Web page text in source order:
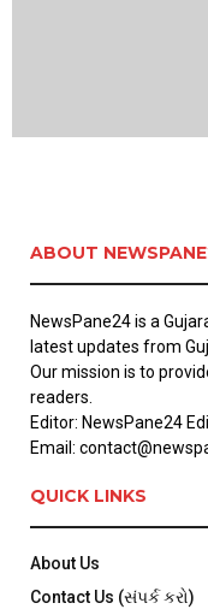
ABOUT
NewsPane24 is a
latest updates from
Our mission is to
readers.
Editor: NewsPane24
Email:
QUICK LINKS
About Us
Contact Us (સંપર્ક કરો)